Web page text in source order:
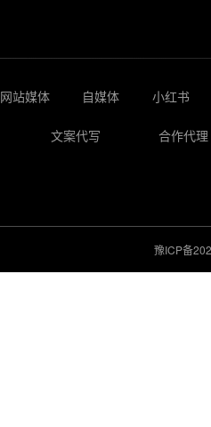
网站媒体 自媒体 小红书
文案代写 合作代理
豫ICP备